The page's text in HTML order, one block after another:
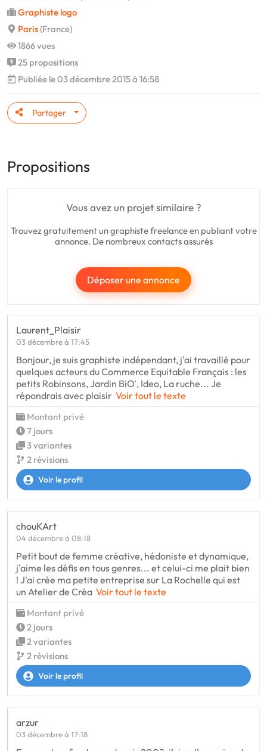
Graphiste logo
Paris(France)
1866 vues
25 propositions
Publiée le 03 décembre 2015 à 16:58
Partager
Propositions
Vous avez un projet similaire ?
Trouvez gratuitement un graphiste freelance en publiant votre
annonce. De nombreux contacts assurés
Déposer une annonce
Laurent_Plaisir
03 décembre à 17:45
Bonjour, je suis graphiste indépendant, j'ai travaillé pour
quelques acteurs du Commerce Equitable Français : les
petits Robinsons, Jardin BiO', Ideo, La ruche... Je
répondrais avec plaisir Voir tout le texte
Montant privé
7 jours
3 variantes
2 révisions
Voir le profil
chouKArt
04 décembre à 08:18
Petit bout de femme créative, hédoniste et dynamique,
j'aime les défis en tous genres... et celui-ci me plait bien
! J'ai crée ma petite entreprise sur La Rochelle qui est
un Atelier de Créa Voir tout le texte
Montant privé
2 jours
2 variantes
2 révisions
Voir le profil
arzur
03 décembre à 17:18